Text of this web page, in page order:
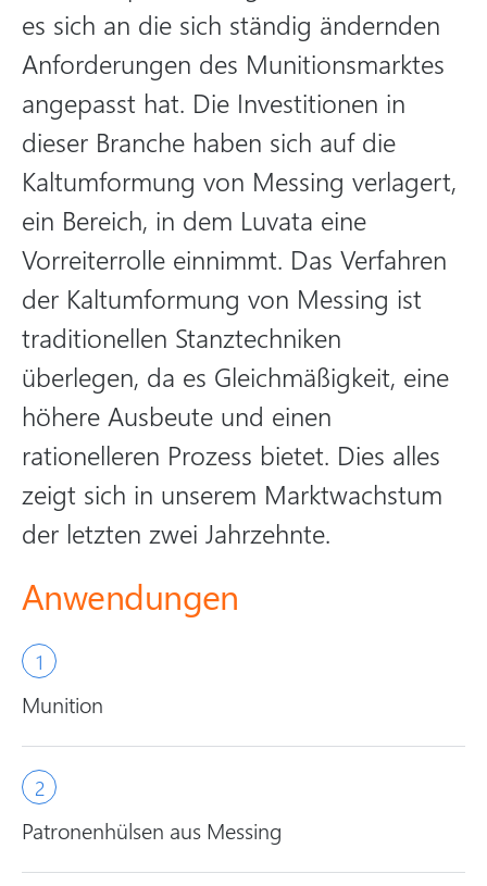
es sich an die sich ständig ändernden
Anforderungen des Munitionsmarktes
angepasst hat. Die Investitionen in
dieser Branche haben sich auf die
Kaltumformung von Messing verlagert,
ein Bereich, in dem Luvata eine
Vorreiterrolle einnimmt. Das Verfahren
der Kaltumformung von Messing ist
traditionellen Stanztechniken
überlegen, da es Gleichmäßigkeit, eine
höhere Ausbeute und einen
rationelleren Prozess bietet. Dies alles
zeigt sich in unserem Marktwachstum
der letzten zwei Jahrzehnte.
Anwendungen
Munition
Patronenhülsen aus Messing